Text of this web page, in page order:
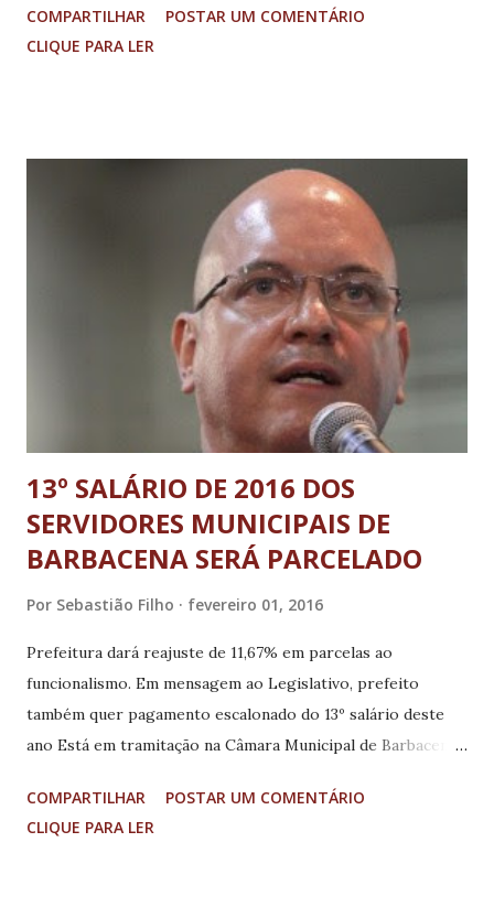
em Assistência Social (CREAS) e Conselho Tutelar para
realização de um ciclo de palestras, além da participação de
vem até a cidade. O evento é voltado para os caminhoneiros
que circulam pela rodovia e podem contar com os serviços
de Teste Drive de Caminhões Mercedes Benz, Carreta
Mercedes Benz para negociações, Carreta Lan - concurso
Caminhoneiro do Ano. Além disso, foram disponibilizados
aos presentes corte de cabelo e massagem, entrega de
brindes exclusivos, apresentações artísticas, atendimentos
e exames rápidos de saúde, teste de ...
COMPARTILHAR
POSTAR UM COMENTÁRIO
CLIQUE PARA LER
13º SALÁRIO DE 2016 DOS
SERVIDORES MUNICIPAIS DE
BARBACENA SERÁ PARCELADO
Por Sebastião Filho fevereiro 01, 2016
Prefeitura dará reajuste de 11,67% em parcelas ao
funcionalismo. Em mensagem ao Legislativo, prefeito
também quer pagamento escalonado do 13º salário deste
ano Está em tramitação na Câmara Municipal de Barbacena,
municipal para pagamento de reajuste salarial do
funcionalismo de 11.67%, retroativo a 1° de janeiro, em
COMPARTILHAR
POSTAR UM COMENTÁRIO
CLIQUE PARA LER